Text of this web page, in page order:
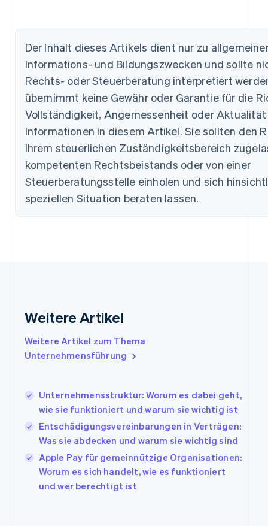
Der Inhalt dieses Artikels dient nur zu
Informations- und Bildungszwecken und sollte
Rechts- oder Steuerberatung interpretiert
übernimmt keine Gewähr oder Garantie für die
Vollständigkeit, Angemessenheit oder
Informationen in diesem Artikel. Sie sollten den
Ihrem steuerlichen Zuständigkeitsbereich
kompetenten Rechtsbeistands oder von einer
Steuerberatungsstelle einholen und sich
speziellen Situation beraten lassen.
Weitere Artikel
Weitere Artikel zum Thema
Unternehmensführung
Unternehmensstruktur: Worum es dabei geht,
wie sie funktioniert und warum sie wichtig ist
Entschädigungsvereinbarungen in Verträgen:
Was sie abdecken und warum sie wichtig sind
Apple Pay für gemeinnützige Organisationen:
Worum es sich handelt, wie es funktioniert
und wer berechtigt ist
Australien
Belgien
NederlandsFrançaisDeutsch English
Brasilien
PortuguêsEnglish
Bulgarien
English
Dänemark
English
Deutschland
Deutsch English
Estland
English
Festlandchina
Finnland
Indien
Irland
English
Japan
日本語 English
Kanada
EnglishFrançais
Kroatien
English Italiano
Lettland
English
Liechtenstein